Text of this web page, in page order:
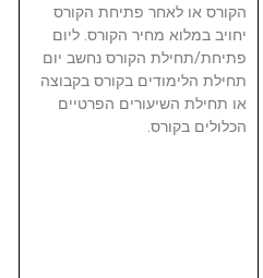
הקורס או לאחר פתיחת הקורס
יחויב במלוא מחיר הקורס. ליום
פתיחת/תחילת הקורס נחשב יום
תחילת הלימודים בקורס בקבוצה
או תחילת השיעורים הפרטיים
הכלולים בקורס.